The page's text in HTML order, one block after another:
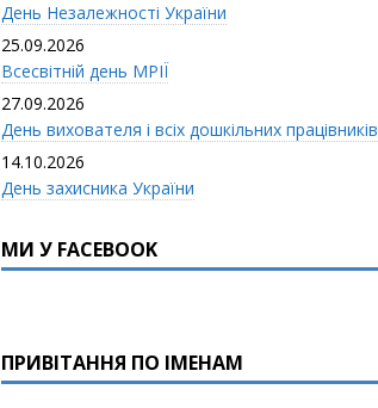
День Незалежності України
25.09.2026
Всесвітній день МРІЇ
27.09.2026
День вихователя і всіx дошкільних працівників
14.10.2026
День захисника України
МИ У FACEBOOK
ПРИВІТАННЯ ПО ІМЕНАМ